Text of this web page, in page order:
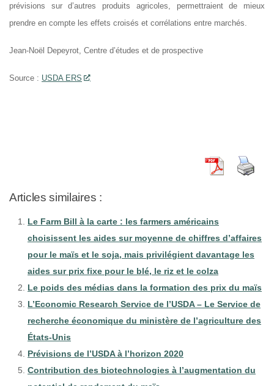
prévisions sur d’autres produits agricoles, permettraient de mieux
prendre en compte les effets croisés et corrélations entre marchés.
Jean-Noël Depeyrot, Centre d’études et de prospective
Source : USDA ERS
Articles similaires :
Le Farm Bill à la carte : les farmers américains
choisissent les aides sur moyenne de chiffres d’affaires
pour le maïs et le soja, mais privilégient davantage les
aides sur prix fixe pour le blé, le riz et le colza
Le poids des médias dans la formation des prix du maïs
L’Economic Research Service de l’USDA – Le Service de
recherche économique du ministère de l’agriculture des
États-Unis
Prévisions de l’USDA à l’horizon 2020
Contribution des biotechnologies à l’augmentation du